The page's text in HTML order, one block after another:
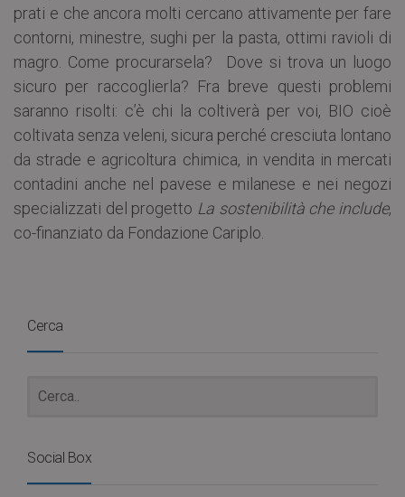
prati e che ancora molti cercano attivamente per fare
contorni, minestre, sughi per la pasta, ottimi ravioli di
magro. Come procurarsela? Dove si trova un luogo
sicuro per raccoglierla? Fra breve questi problemi
saranno risolti: c’è chi la coltiverà per voi, BIO cioè
coltivata senza veleni, sicura perché cresciuta lontano
da strade e agricoltura chimica, in vendita in mercati
contadini anche nel pavese e milanese e nei negozi
specializzati del progetto La sostenibilità che include,
co-finanziato da Fondazione Cariplo.
Cerca
Social Box